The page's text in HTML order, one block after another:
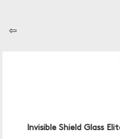
⇦
Invisible Shield Glass